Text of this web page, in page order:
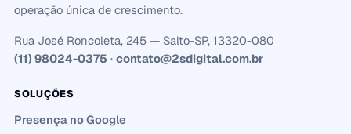
operação única de crescimento.
Rua José Roncoleta, 245 — Salto-SP, 13320-080
(11) 98024-0375 · contato@2sdigital.com.br
SOLUÇÕES
Presença no Google